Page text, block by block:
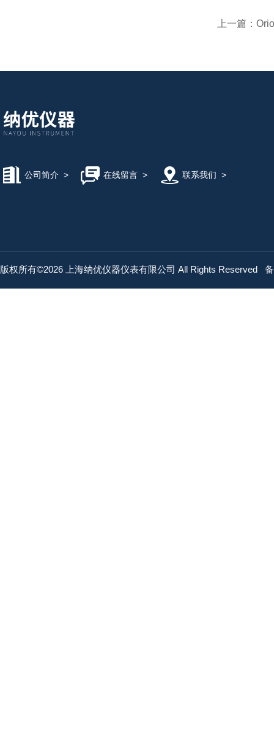
上一篇：
公司简介 > 在线留言> 联系我们 >
版权所有©2026 上海纳优仪器仪表有限公司 All Rights Reserved